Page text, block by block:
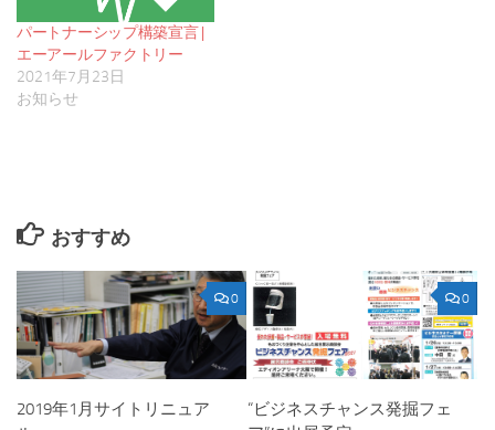
パートナーシップ構築宣言 |
エーアールファクトリー
2021年7月23日
お知らせ
おすすめ
0
2019年1月サイトリニュア
0
“ビジネスチャンス発掘フェ